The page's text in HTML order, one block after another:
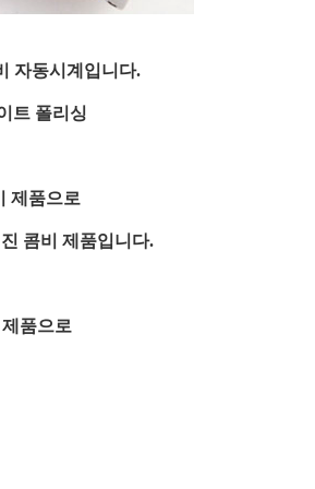
자동시계입니다.
트 폴리싱
제품으로
콤비 제품입니다.
품으로